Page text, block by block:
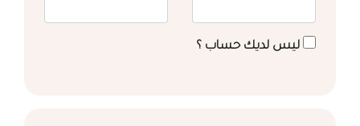
ليس لديك حساب ؟